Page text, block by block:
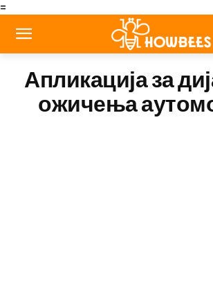
=
Апликација за
ожичења